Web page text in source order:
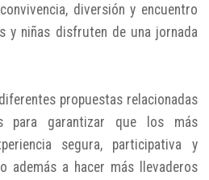
diversión y encuentro
y niñas disfruten de una jornada
propuestas relacionadas
para garantizar que los más
segura, participativa y
además a hacer más llevaderos